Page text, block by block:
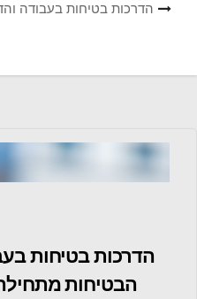
הדרכות בטיחות בעבודה
הדרכות בטיחות
הבטיחות